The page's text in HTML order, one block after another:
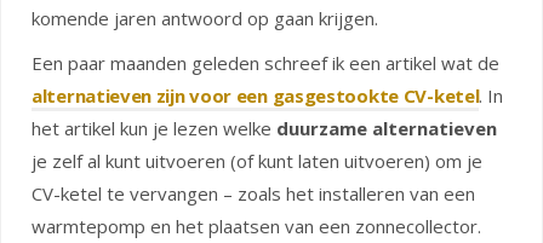
komende jaren antwoord op gaan krijgen.
Een paar maanden geleden schreef ik een artikel wat de
alternatieven zijn voor een gasgestookte CV-ketel. In
het artikel kun je lezen welke duurzame alternatieven
je zelf al kunt uitvoeren (of kunt laten uitvoeren) om je
CV-ketel te vervangen – zoals het installeren van een
warmtepomp en het plaatsen van een zonnecollector.